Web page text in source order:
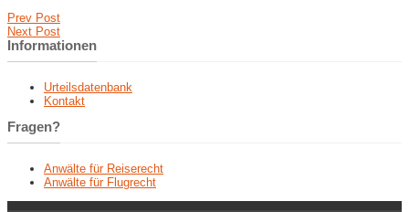
Prev Post
Next Post
Informationen
Urteilsdatenbank
Kontakt
Fragen?
Anwälte für Reiserecht
Anwälte für Flugrecht